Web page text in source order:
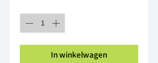
In winkelwagen